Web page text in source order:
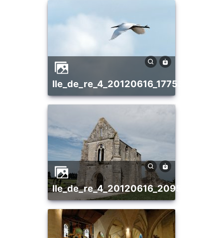
ile_de_re_4_20120616_1775331913
ile_de_re_4_20120616_2095809963